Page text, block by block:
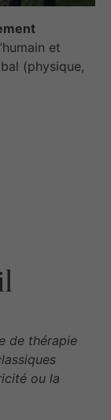
et
(physique,
de thérapie
ou la